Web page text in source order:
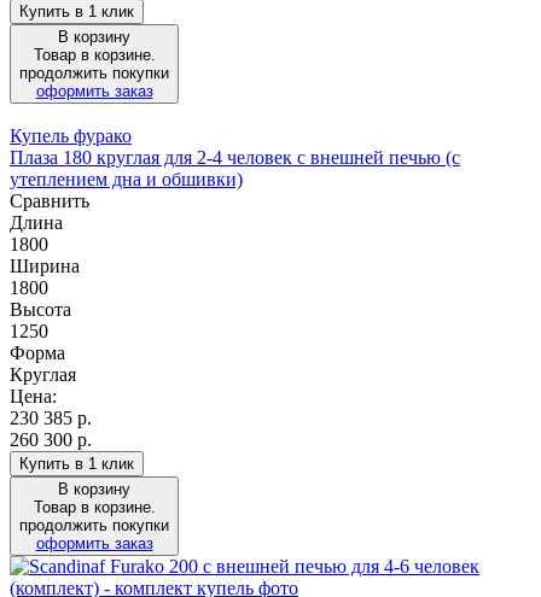
Купить в 1 клик
В корзину
Товар в корзине.
продолжить покупки
оформить заказ
Купель фурако
Плаза 180 круглая для 2-4 человек с внешней печью (с
утеплением дна и обшивки)
Сравнить
Длина
1800
Ширина
1800
Высота
1250
Форма
Круглая
Цена:
230 385 р.
260 300 р.
Купить в 1 клик
В корзину
Товар в корзине.
продолжить покупки
оформить заказ